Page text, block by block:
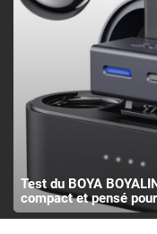
Test du BOYA
compact et pensé